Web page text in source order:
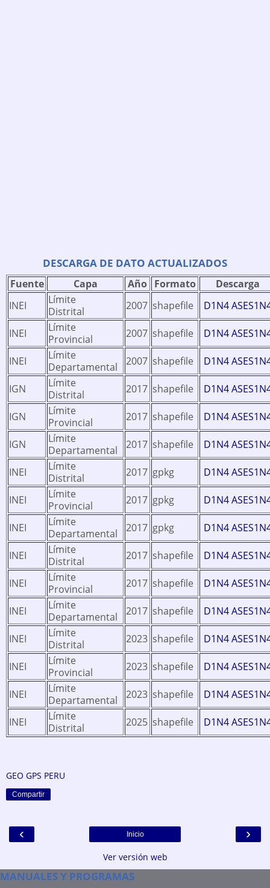
DESCARGA DE DATO ACTUALIZADOS
Fuente Capa Año Formato
Descarga
INEI
Límite
Distrital
2007 shapefile D1N4
INEI
Límite
Provincial
2007 shapefile D1N4
INEI
Límite
Departamental
2007 shapefile D1N4
IGN
Límite
Distrital
2017 shapefile D1N4
IGN
Límite
Provincial
2017 shapefile D1N4
IGN
Límite
Departamental
2017 shapefile D1N4
INEI
Límite
Distrital
2017 gpkg D1N4
INEI
Límite
Provincial
2017 gpkg D1N4
INEI
Límite
Departamental
2017 gpkg D1N4
INEI
Límite
Distrital
2017 shapefile D1N4
INEI
Límite
Provincial
2017 shapefile D1N4
INEI
Límite
Departamental
2017 shapefile D1N4
INEI
Límite
Distrital
2023 shapefile D1N4
INEI
Límite
Provincial
2023 shapefile D1N4
INEI
Límite
Departamental
2023 shapefile D1N4
INEI
Límite
Distrital
2025 shapefile D1N4
GEO GPS PERU
Compartir
‹ ›
Inicio
Ver versión web
MANUALES Y PROGRAMAS